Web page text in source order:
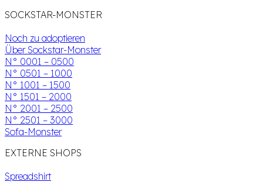
SOCKSTAR-MONSTER
Noch zu adoptieren
Über Sockstar-Monster
N° 0001 – 0500
N° 0501 – 1000
N° 1001 – 1500
N° 1501 – 2000
N° 2001 – 2500
N° 2501 – 3000
Sofa-Monster
EXTERNE SHOPS
Spreadshirt